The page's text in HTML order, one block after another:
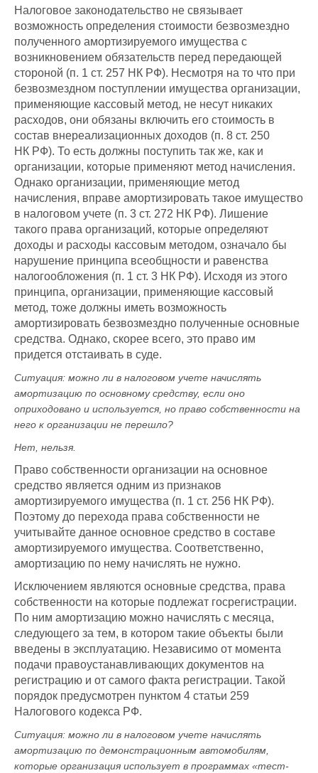
Налоговое законодательство не связывает
возможность определения стоимости безвозмездно
полученного амортизируемого имущества с
возникновением обязательств перед передающей
стороной (п. 1 ст. 257 НК РФ). Несмотря на то что при
безвозмездном поступлении имущества организации,
применяющие кассовый метод, не несут никаких
расходов, они обязаны включить его стоимость в
состав внереализационных доходов (п. 8 ст. 250
НК РФ). То есть должны поступить так же, как и
организации, которые применяют метод начисления.
Однако организации, применяющие метод
начисления, вправе амортизировать такое имущество
в налоговом учете (п. 3 ст. 272 НК РФ). Лишение
такого права организаций, которые определяют
доходы и расходы кассовым методом, означало бы
нарушение принципа всеобщности и равенства
налогообложения (п. 1 ст. 3 НК РФ). Исходя из этого
принципа, организации, применяющие кассовый
метод, тоже должны иметь возможность
амортизировать безвозмездно полученные основные
средства. Однако, скорее всего, это право им
придется отстаивать в суде.
Ситуация: можно ли в налоговом учете начислять
амортизацию по основному средству, если оно
оприходовано и используется, но право собственности на
него к организации не перешло?
Нет, нельзя.
Право собственности организации на основное
средство является одним из признаков
амортизируемого имущества (п. 1 ст. 256 НК РФ).
Поэтому до перехода права собственности не
учитывайте данное основное средство в составе
амортизируемого имущества. Соответственно,
амортизацию по нему начислять не нужно.
Исключением являются основные средства, права
собственности на которые подлежат госрегистрации.
По ним амортизацию можно начислять с месяца,
следующего за тем, в котором такие объекты были
введены в эксплуатацию. Независимо от момента
подачи правоустанавливающих документов на
регистрацию и от самого факта регистрации. Такой
порядок предусмотрен пунктом 4 статьи 259
Налогового кодекса РФ.
Ситуация: можно ли в налоговом учете начислять
амортизацию по демонстрационным автомобилям,
которые организация использует в программах «тест-